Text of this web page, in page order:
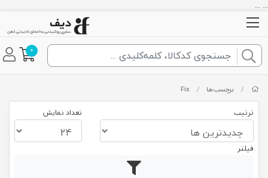
... ...
0
/ برچسب‌ها /
Fix
ترتیب تعداد نمایش
فیلتر